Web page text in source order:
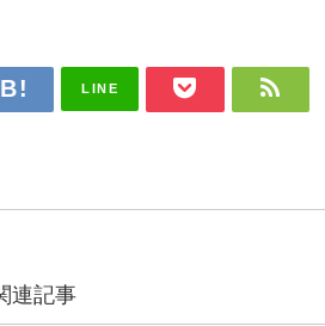
LINE
連記事